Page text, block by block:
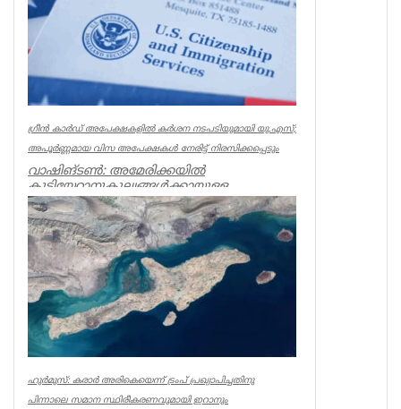
ഗ്രീൻ കാർഡ് അപേക്ഷകളിൽ കർശന നടപടിയുമായി യു.എസ്;
അപൂർണ്ണമായ വിസ അപേക്ഷകൾ നേരിട്ട് നിരസിക്കപ്പെടും
വാഷിങ്ടൺ: അമേരിക്കയിൽ
കുടിയേറ്റാനുകൂല്യങ്ങൾക്കായുള്ള
നടപടിക്രമങ്ങൾ കൂടുതൽ കർശനമാക്കി
യു.എസ് സിറ്റിസ...
World
ഹുർമുസ്: കരാർ അരികെയെന്ന് ട്രംപ് പ്രഖ്യാപിച്ചതിനു
പിന്നാലെ സമാന സ്ഥിരീകരണവുമായി ഇറാനും